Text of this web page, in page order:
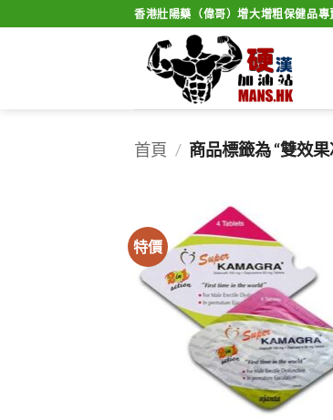
to
香港壯陽藥（偉哥）增大增粗保健品專
首頁 / 商品標籤為 “雙效
特價